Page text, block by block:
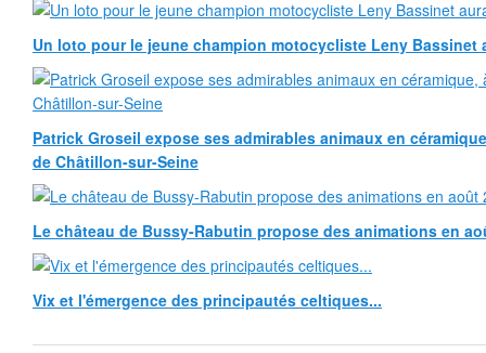
Un loto pour le jeune champion motocycliste Leny Bassinet
Patrick Groseil expose ses admirables animaux en
de Châtillon-sur-Seine
Le château de Bussy-Rabutin propose des animations en
Vix et l'émergence des principautés celtiques...